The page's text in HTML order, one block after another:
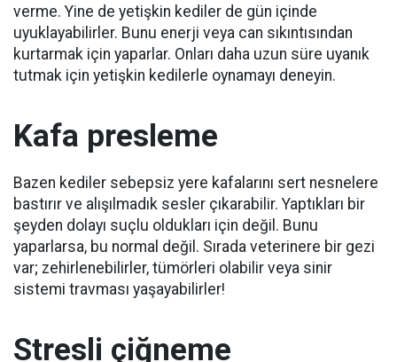
verme. Yine de yetişkin kediler de gün içinde
uyuklayabilirler. Bunu enerji veya can sıkıntısından
kurtarmak için yaparlar. Onları daha uzun süre uyanık
tutmak için yetişkin kedilerle oynamayı deneyin.
Kafa presleme
Bazen kediler sebepsiz yere kafalarını sert nesnelere
bastırır ve alışılmadık sesler çıkarabilir. Yaptıkları bir
şeyden dolayı suçlu oldukları için değil. Bunu
yaparlarsa, bu normal değil. Sırada veterinere bir gezi
var; zehirlenebilirler, tümörleri olabilir veya sinir
sistemi travması yaşayabilirler!
Stresli çiğneme